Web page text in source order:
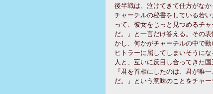
後半戦は、泣けてきて仕方がなか
チャーチルの秘書をしている若
って、彼女をじっと見つめるチ
だ。』と一言だけ答える。その
かし、何かがチャーチルの中で
ヒトラーに屈してしまいそうに
人と、互いに反目し合ってきた国
『君を首相にしたのは、君が唯
だ。』という意味のことをチャ